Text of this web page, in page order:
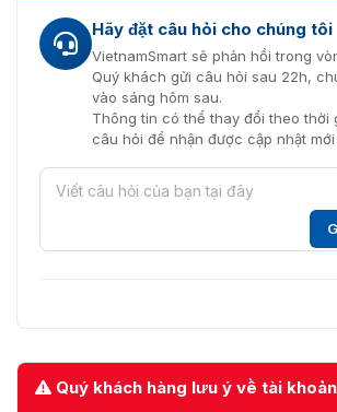
Hãy đặt câu hỏi cho chúng tôi
VietnamSmart sẽ phản hồi trong
Quý khách gửi câu hỏi sau 22h,
vào sáng hôm sau.
Thông tin có thể thay đổi theo thời
câu hỏi để nhận được cập nhật mới
Quý khách hàng lưu ý về tài